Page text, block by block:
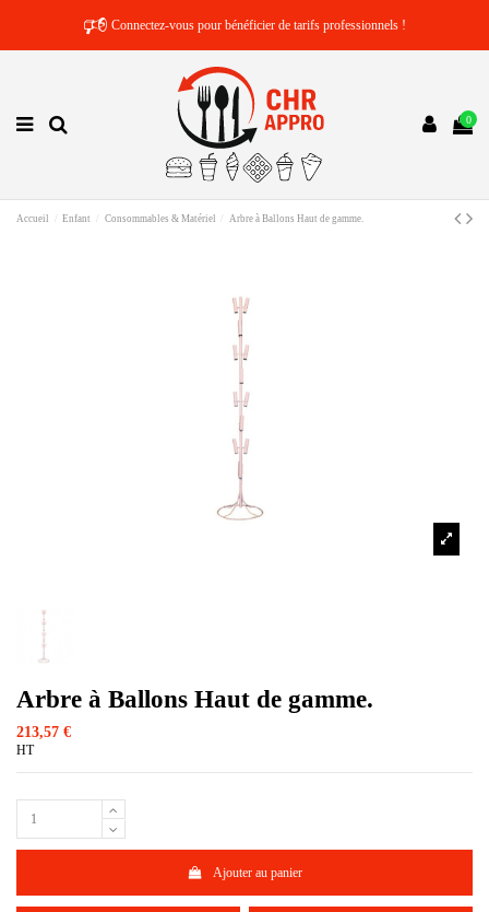
🕫 Connectez-vous pour bénéficier de tarifs professionnels !
0
Accueil Enfant Consommables & Matériel Arbre à Ballons Haut de gamme.
Arbre à Ballons Haut de gamme.
213,57 €
HT
Ajouter au panier